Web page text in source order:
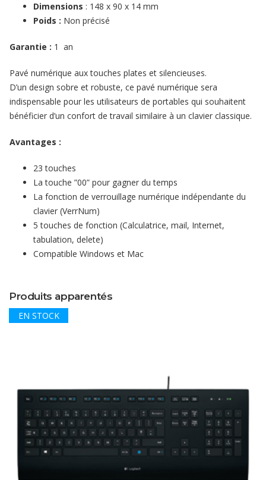
Dimensions : 148 x 90 x 14 mm
Poids : Non précisé
Garantie : 1 an
Pavé numérique aux touches plates et silencieuses.
D’un design sobre et robuste, ce pavé numérique sera
indispensable pour les utilisateurs de portables qui souhaitent
bénéficier d’un confort de travail similaire à un clavier classique.
Avantages :
23 touches
La touche ”00” pour gagner du temps
La fonction de verrouillage numérique indépendante du
clavier (VerrNum)
5 touches de fonction (Calculatrice, mail, Internet,
tabulation, delete)
Compatible Windows et Mac
Produits apparentés
EN STOCK